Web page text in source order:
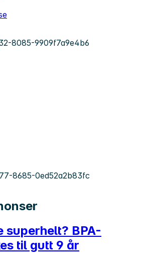
8085-9909f7a9e4b6
8685-0ed52a2b83fc
superhelt? BPA-
til gutt 9 år